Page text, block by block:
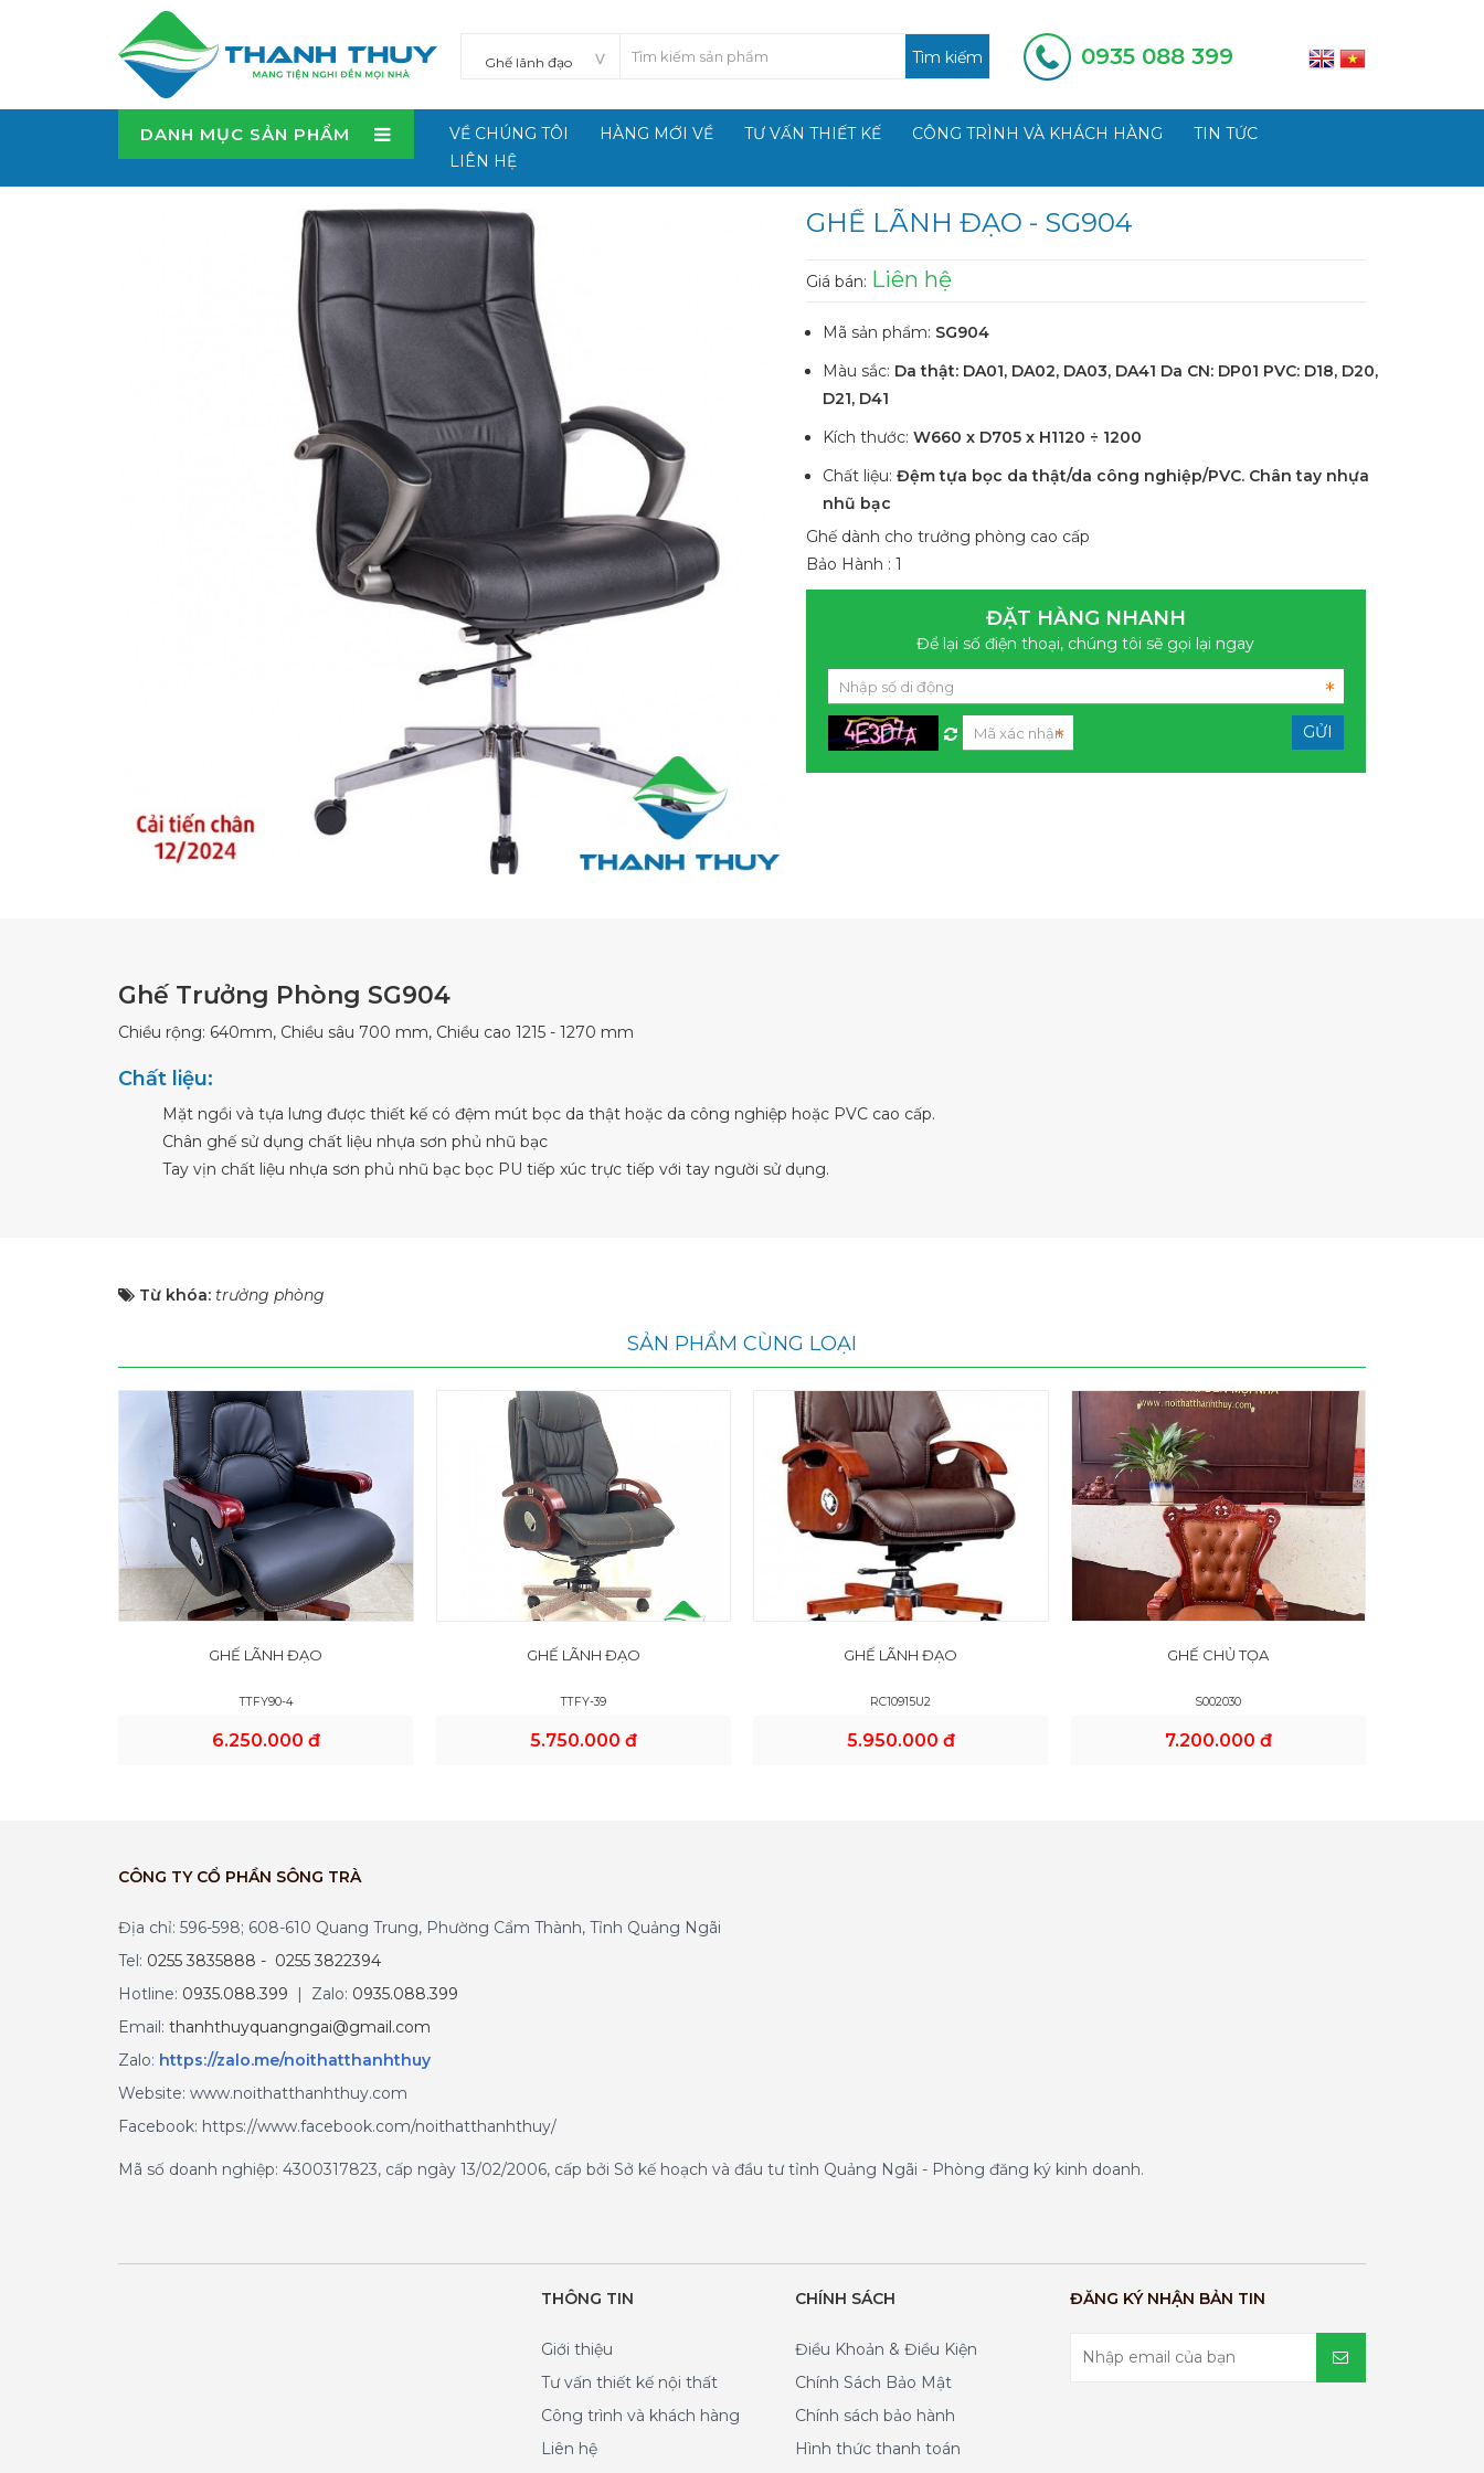
Tìm kiếm 0935 088 399
DANH MỤC SẢN PHẨM VỀ CHÚNG TÔI HÀNG MỚI VỀ TƯ VẤN THIẾT KẾ CÔNG TRÌNH VÀ KHÁCH HÀNG
TIN TỨC
LIÊN HỆ
GHẾ LÃNH ĐẠO - SG904
Giá bán: Liên hệ
Mã sản phẩm: SG904
Màu sắc: Da thật: DA01, DA02, DA03, DA41 Da CN: DP01 PVC: D18, D20,
D21, D41
Kích thước: W660 x D705 x H1120 ÷ 1200
Chất liệu: Đệm tựa bọc da thật/da công nghiệp/PVC. Chân tay nhựa
nhũ bạc
Ghế dành cho trưởng phòng cao cấp
Bảo Hành : 1
ĐẶT HÀNG NHANH
Để lại số điện thoại, chúng tôi sẽ gọi lại ngay
Ghế Trưởng Phòng SG904
Chiều rộng: 640mm, Chiều sâu 700 mm, Chiều cao 1215 - 1270 mm
Chất liệu:
Mặt ngồi và tựa lưng được thiết kế có đệm mút bọc da thật hoặc da công nghiệp hoặc PVC cao cấp.
Chân ghế sử dụng chất liệu nhựa sơn phủ nhũ bạc
Tay vịn chất liệu nhựa sơn phủ nhũ bạc bọc PU tiếp xúc trực tiếp với tay người sử dụng.
Từ khóa: trưởng phòng
SẢN PHẨM CÙNG LOẠI
GHẾ LÃNH ĐẠO
TTFY90-4
6.250.000 đ
GHẾ LÃNH ĐẠO
TTFY-39
5.750.000 đ
GHẾ LÃNH ĐẠO
RC10915U2
5.950.000 đ
GHẾ CHỦ TỌA
S002030
7.200.000 đ
CÔNG TY CỔ PHẦN SÔNG TRÀ
Địa chỉ: 596-598; 608-610 Quang Trung, Phường Cẩm Thành, Tỉnh Quảng Ngãi
Tel: 0255 3835888 - 0255 3822394
Hotline: 0935.088.399 | Zalo: 0935.088.399
Email: thanhthuyquangngai@gmail.com
Zalo: https://zalo.me/noithatthanhthuy
Website: www.noithatthanhthuy.com
Facebook: https://www.facebook.com/noithatthanhthuy/
Mã số doanh nghiệp: 4300317823, cấp ngày 13/02/2006, cấp bởi Sở kế hoạch và đầu tư tỉnh Quảng Ngãi - Phòng đăng ký kinh doanh.
THÔNG TIN
Giới thiệu
Tư vấn thiết kế nội thất
Công trình và khách hàng
Liên hệ
CHÍNH SÁCH
Điều Khoản & Điều Kiện
Chính Sách Bảo Mật
Chính sách bảo hành
Hình thức thanh toán
ĐĂNG KÝ NHẬN BẢN TIN